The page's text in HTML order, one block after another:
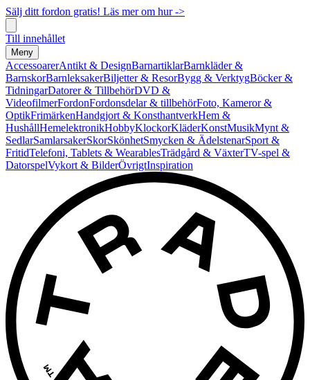
Sälj ditt fordon gratis! Läs mer om hur ->
Till innehållet
Meny
AccessoarerAntikt & DesignBarnartiklarBarnkläder &
BarnskorBarnleksakerBiljetter & ResorBygg & VerktygBöcker &
TidningarDatorer & TillbehörDVD &
VideofilmerFordonFordonsdelar & tillbehörFoto, Kameror &
OptikFrimärkenHandgjort & KonsthantverkHem &
HushållHemelektronikHobbyKlockorKläderKonstMusikMynt &
SedlarSamlarsakerSkorSkönhetSmycken & ÄdelstenarSport &
FritidTelefoni, Tablets & WearablesTrädgård & VäxterTV-spel &
DatorspelVykort & BilderÖvrigtInspiration